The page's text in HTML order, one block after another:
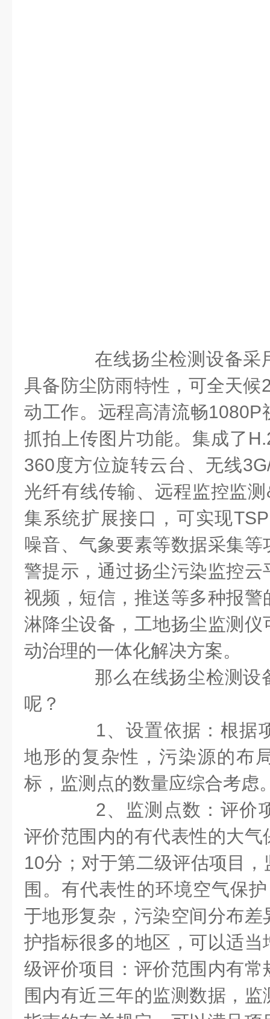
在线扬尘检测设备采
具备防尘防雨特性，可全天候
动工作。远程高清流畅1080P
抓拍上传图片功能。集成了
360度方位旋转云台、无线
光纤有线传输、远程监控监
集系统扩展接口，可实现
噪音、气象要素等数据采集
警提示，通过扬尘污染监控
视频，短信，推送等多种报
淋降尘设备，工地扬尘监测
动治理的一体化解决方案。
那么在线扬尘检测设
呢？
1、设置依据：根据
地形的复杂性，污染源的布
标，监测点的数量应综合考虑
2、监测点数：评价
评价范围内的有代表性的大
10分；对于第二级评估项目
围。有代表性的环境空气保
于地形复杂，污染空间分布
护指标很多的地区，可以适
级评价项目：评价范围内有
围内有近三年的监测数据，